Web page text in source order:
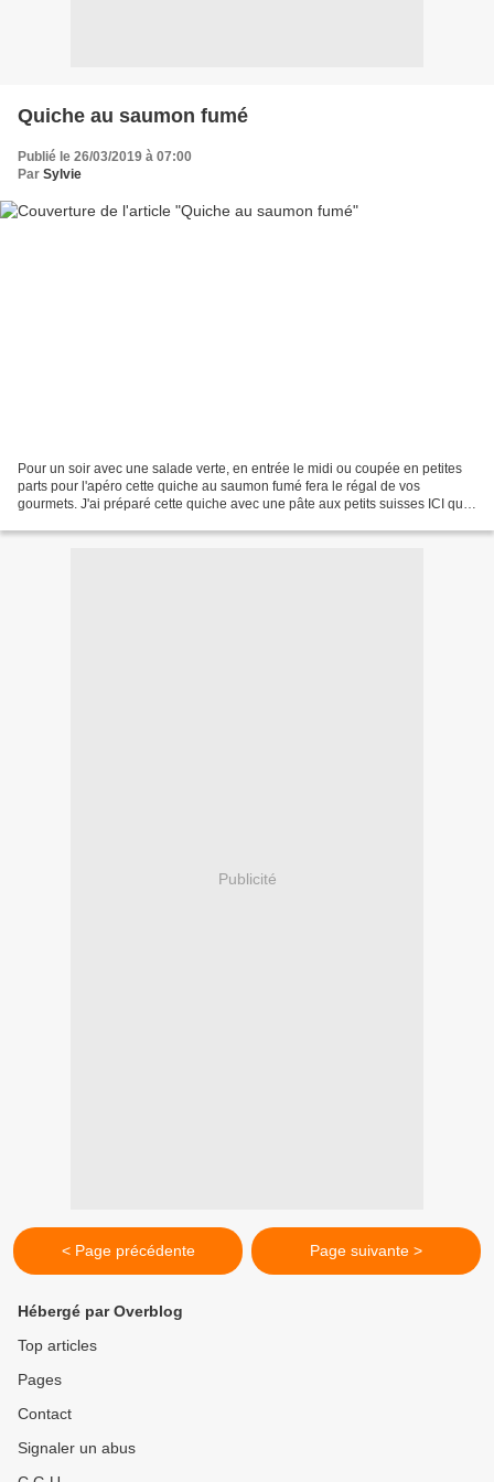
Quiche au saumon fumé
Publié le 26/03/2019 à 07:00
Par Sylvie
Pour un soir avec une salade verte, en entrée le midi ou coupée en petites
parts pour l'apéro cette quiche au saumon fumé fera le régal de vos
gourmets. J'ai préparé cette quiche avec une pâte aux petits suisses ICI qui
Publicité
< Page précédente Page suivante >
Hébergé par Overblog
Top articles
Pages
Contact
Signaler un abus